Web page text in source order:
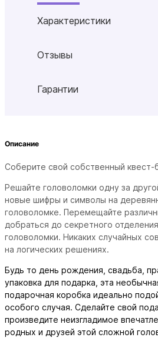
Характеристики
Отзывы
Гарантии
Описание
Соберите свой собственный квест-
Решайте головоломки одну за
новые шифры и символы на
головоломке. Перемещайте
добраться до секретного
головоломки. Никаких случайных
на логических решениях.
Будь то день рождения, свадьба,
упаковка для подарка, эта
подарочная коробка идеально
особого случая. Сделайте свой
произведите неизгладимое
родных и друзей этой сложной